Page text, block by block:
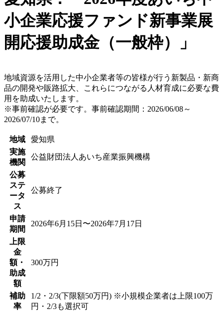
小企業応援ファンド新事業展
開応援助成金（一般枠）」
地域資源を活用した中小企業者等の皆様が行う新製品・新商
品の開発や販路拡大、これらにつながる人材育成に必要な費
用を助成いたします。
※事前確認が必要です。事前確認期間：2026/06/08～
2026/07/10まで。
地域
愛知県
実施
機関
公益財団法人あいち産業振興機構
公募
ステ
ータ
ス
公募終了
申請
期間
2026年6月15日〜2026年7月17日
上限
金
額・
助成
額
300万円
補助
率
1/2・2/3(下限額50万円) ※小規模企業者は上限100万
円・2/3も選択可